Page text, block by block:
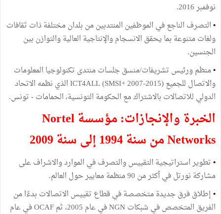
نوفمبر 2016.
•التصرف الناجع في الموظفين المنتدبين من بلدان مختلفة ذات ثقافات
ولغات متنوعة بما يحقق الانسجام والإنتاجية العالية والتوازن بين
الجنسين.
•منظم ورئيس تشريفات/منسق جلسات منتدى تكنولوجيا المعلومات
والاتصال للجميع ICT4ALL (SMSI+ 2007-2015) الذي نظمه الاتحاد
الدولي للاتصالات بالاشتراك مع الحكومة التونسية، الحمامات - تونس.
الخبرة والإنجازات: مؤسسة Nortel
Networks من سنة 1994 إلى سنة 2009
•تطوير استراتيجية التقييس والتصرف في الموارد والاشراف على
مشاركة نورتل في أكثر من 90 منظمة معايير حول العالم.
•إطلاق فرق جديدة متخصصة في قطاع تقييس الاتصالات بدءًا من
الفريق المتخصص في شبكات NGN في عام 2005، ثم OCAF في عام